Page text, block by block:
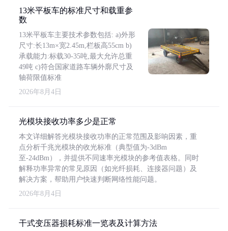
13米平板车的标准尺寸和载重参
数
13米平板车主要技术参数包括: a)外形
尺寸:长13m×宽2.45m,栏板高55cm b)
承载能力:标载30-35吨,最大允许总重
49吨 c)符合国家道路车辆外廓尺寸及
轴荷限值标准
2026年8月4日
光模块接收功率多少是正常
本文详细解答光模块接收功率的正常范围及影响因素，重
点分析千兆光模块的收光标准（典型值为-3dBm
至-24dBm），并提供不同速率光模块的参考值表格。同时
解释功率异常的常见原因（如光纤损耗、连接器问题）及
解决方案，帮助用户快速判断网络性能问题。
2026年8月4日
干式变压器损耗标准一览表及计算方法